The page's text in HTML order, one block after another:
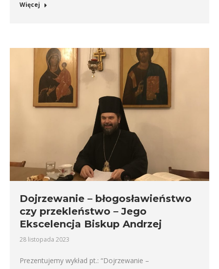
Więcej
Dojrzewanie – błogosławieństwo
czy przekleństwo – Jego
Ekscelencja Biskup Andrzej
28 listopada 2023
Prezentujemy wykład pt.: “Dojrzewanie –